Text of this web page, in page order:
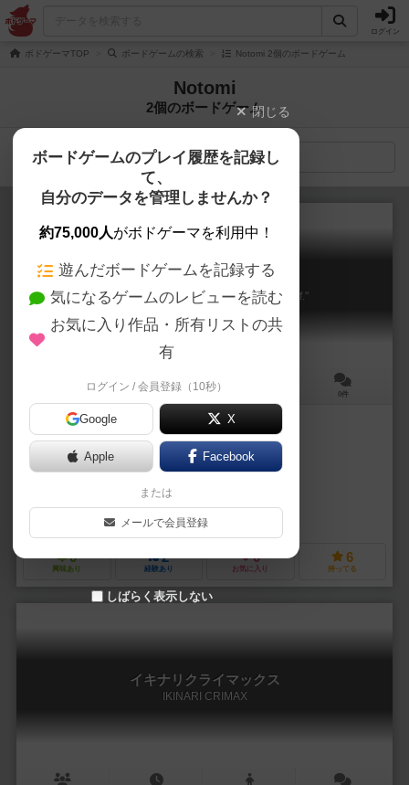
ログイン
ボドゲーマTOP ボードゲームの検索 Notomi 2個のボードゲーム
Notomi
2個のボードゲーム
検索メニュー
定時なんで帰ります。
Good luck "my boss" or "tomorrow myself."
5～10分 0件
作品説明文の編集者を募集中
Notomi
0
興味あり
2
経験あり
0
お気に入り
6
持ってる
イキナリクライマックス
IKINARI CRIMAX
閉じる
ボードゲームのプレイ履歴を記録し
て、
自分のデータを管理しませんか？
約75,000人がボドゲーマを利用中！
遊んだボードゲームを記録する
気になるゲームのレビューを読む
お気に入り作品・所有リストの共
有
ログイン / 会員登録（10秒）
Google X
Apple Facebook
または
メールで会員登録
しばらく表示しない